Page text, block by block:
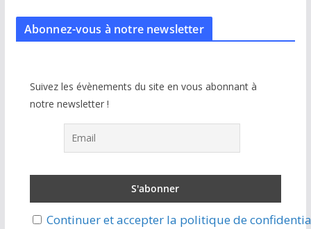
Abonnez-vous à notre newsletter
Suivez les évènements du site en vous abonnant à
notre newsletter !
Continuer et accepter la politique de